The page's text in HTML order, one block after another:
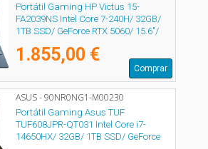
Portátil Gaming HP Victus 15-
FA2039NS Intel Core 7-240H/ 32GB/
1TB SSD/ GeForce RTX 5060/ 15.6"/
1.855,00 €
Comprar
ASUS - 90NR0NG1-M00230
Portátil Gaming Asus TUF
TUF608JPR-QT031 Intel Core i7-
14650HX/ 32GB/ 1TB SSD/ GeForce